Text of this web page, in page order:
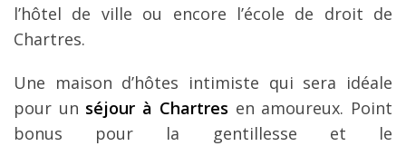
l’hôtel de ville ou encore l’école de droit de
Chartres.
Une maison d’hôtes intimiste qui sera idéale
pour un séjour à Chartres en amoureux. Point
bonus pour la gentillesse et le